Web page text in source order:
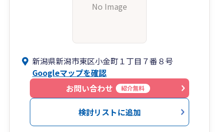
No Image
新潟県新潟市東区小金町１丁目７番８号
Googleマップを確認
お問い合わせ
紹介無料
検討リストに追加